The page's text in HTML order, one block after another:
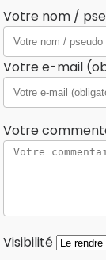
Votre nom /
Votre e-mail
Votre
Visibilité